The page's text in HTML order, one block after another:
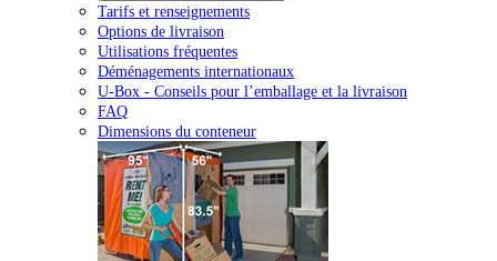
Tarifs et renseignements
Options de livraison
Utilisations fréquentes
Déménagements internationaux
U-Box - Conseils pour l’emballage et la livraison
FAQ
Dimensions du conteneur